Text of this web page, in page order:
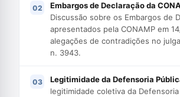
Embargos de Declaração da
Discussão sobre os Embargos de
apresentados pela CONAMP em
alegações de contradições no
n. 3943.
Legitimidade da Defensoria
legitimidade coletiva da